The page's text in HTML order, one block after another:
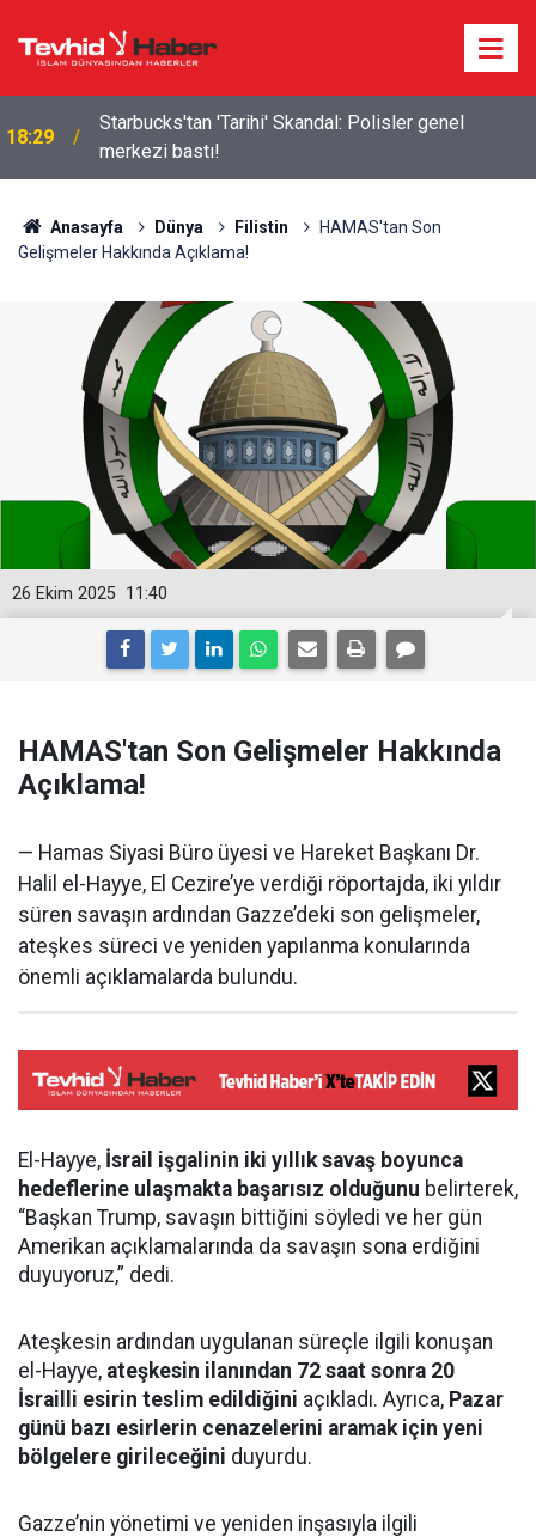
18:29
Starbucks'tan 'Tarihi' Skandal: Polisler genel
merkezi bastı!
Anasayfa Dünya Filistin
HAMAS'tan Son
Gelişmeler Hakkında Açıklama!
11:40
26 Ekim 2025
HAMAS'tan Son Gelişmeler Hakkında
Açıklama!
— Hamas Siyasi Büro üyesi ve Hareket Başkanı Dr.
Halil el-Hayye, El Cezire’ye verdiği röportajda, iki yıldır
süren savaşın ardından Gazze’deki son gelişmeler,
ateşkes süreci ve yeniden yapılanma konularında
önemli açıklamalarda bulundu.
El-Hayye, İsrail işgalinin iki yıllık savaş boyunca
hedeflerine ulaşmakta başarısız olduğunu belirterek,
“Başkan Trump, savaşın bittiğini söyledi ve her gün
Amerikan açıklamalarında da savaşın sona erdiğini
duyuyoruz,” dedi.
Ateşkesin ardından uygulanan süreçle ilgili konuşan
el-Hayye, ateşkesin ilanından 72 saat sonra 20
İsrailli esirin teslim edildiğini açıkladı. Ayrıca, Pazar
günü bazı esirlerin cenazelerini aramak için yeni
bölgelere girileceğini duyurdu.
Gazze’nin yönetimi ve yeniden inşasıyla ilgili